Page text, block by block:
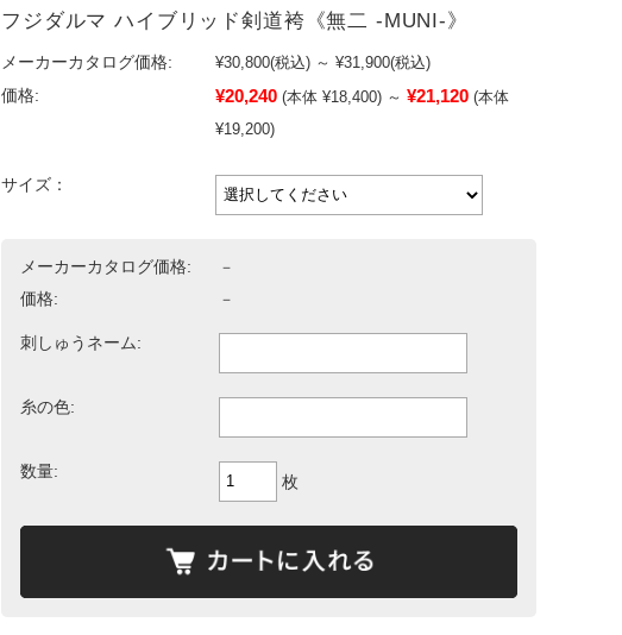
フジダルマ ハイブリッド剣道袴《無二 -MUNI-》
メーカーカタログ価格: ¥30,800(税込) ～ ¥31,900(税込)
価格:
¥20,240 (本体 ¥18,400) ～ ¥21,120 (本体
¥19,200)
サイズ：
メーカーカタログ価格:
－
価格:
－
刺しゅうネーム:
糸の色:
数量:
枚